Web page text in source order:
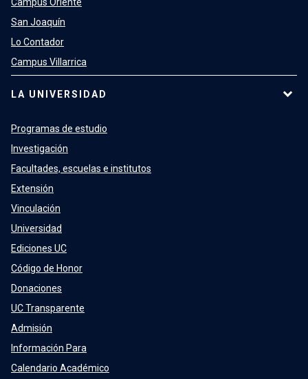
Campus Oriente
San Joaquín
Lo Contador
Campus Villarrica
LA UNIVERSIDAD
Programas de estudio
Investigación
Facultades, escuelas e institutos
Extensión
Vinculación
Universidad
Ediciones UC
Código de Honor
Donaciones
UC Transparente
Admisión
Información Para
Calendario Académico